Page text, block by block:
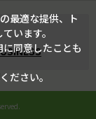
見る
最適な提供、ト
います。
同意したことも
ださい。